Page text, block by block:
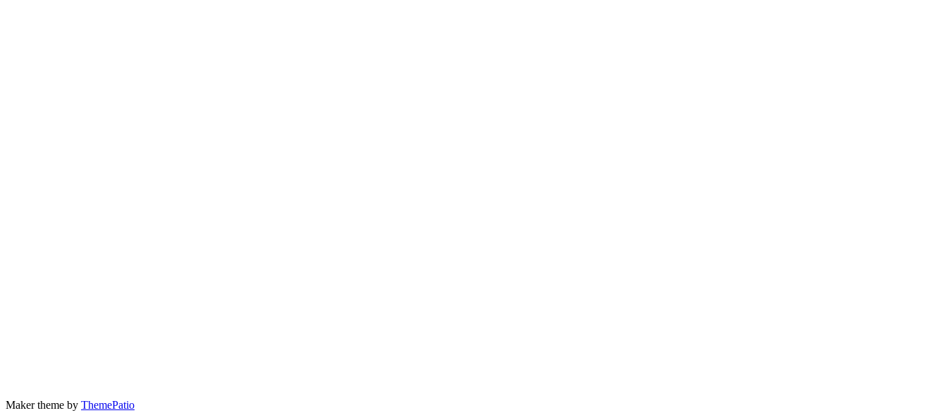
Maker theme by ThemePatio